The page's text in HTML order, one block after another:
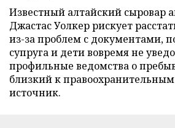
Известный алтайский сыровар
Джастас Уолкер рискует
из-за проблем с документами,
супруга и дети вовремя не
профильные ведомства о
близкий к
источник.